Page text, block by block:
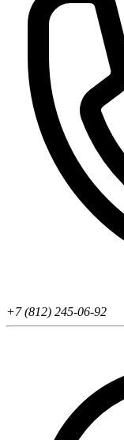
+7 (812) 245-06-92